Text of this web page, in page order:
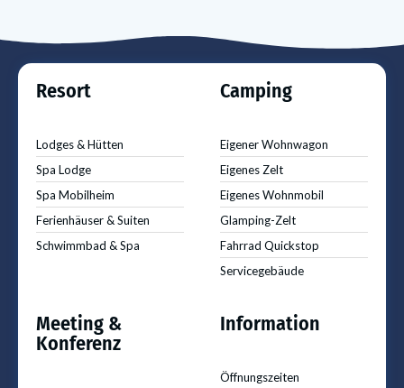
Resort
Lodges & Hütten
Spa Lodge
Spa Mobilheim
Ferienhäuser & Suiten
Schwimmbad & Spa
Camping
Eigener Wohnwagon
Eigenes Zelt
Eigenes Wohnmobil
Glamping-Zelt
Fahrrad Quickstop
Servicegebäude
Meeting &
Konferenz
Information
Öffnungszeiten